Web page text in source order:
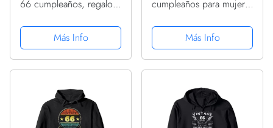
66 cumpleaños, regalos
mujeres Sudadera con
Capucha
Más Info
cumpleaños para mujer,
cumpleaños Sudadera
con Capucha
Más Info